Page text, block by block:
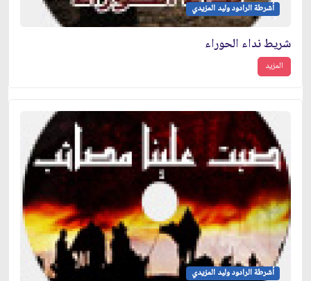
أشرطة الرادود وليد المزيدي
شريط نداء الحوراء
المزيد
أشرطة الرادود وليد المزيدي